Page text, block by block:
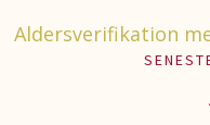
Aldersverifikation